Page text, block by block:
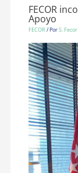
FECOR
Apoyo
FECOR / PorS.